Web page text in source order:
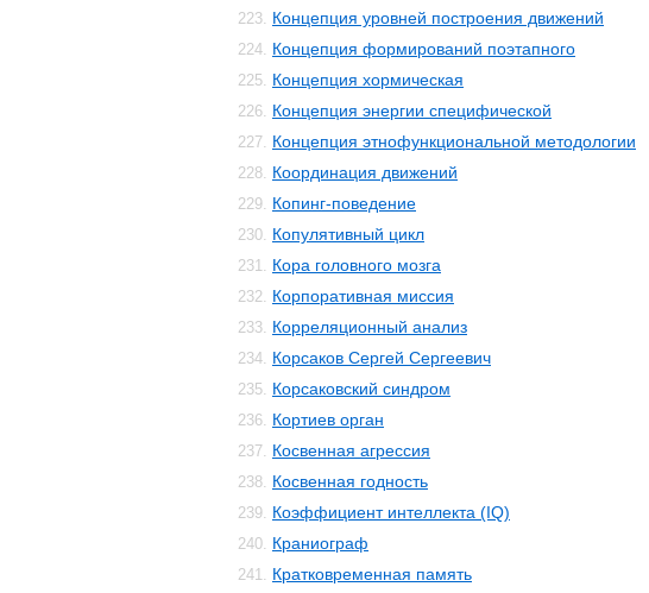
223. Концепция уровней построения движений
224. Концепция формирований поэтапного
225. Концепция хормическая
226. Концепция энергии специфической
227. Концепция этнофункциональной методологии
228. Координация движений
229. Копинг-поведение
230. Копулятивный цикл
231. Кора головного мозга
232. Корпоративная миссия
233. Корреляционный анализ
234. Корсаков Сергей Сергеевич
235. Корсаковский синдром
236. Кортиев орган
237. Косвенная агрессия
238. Косвенная годность
239. Коэффициент интеллекта (IQ)
240. Краниограф
241. Кратковременная память